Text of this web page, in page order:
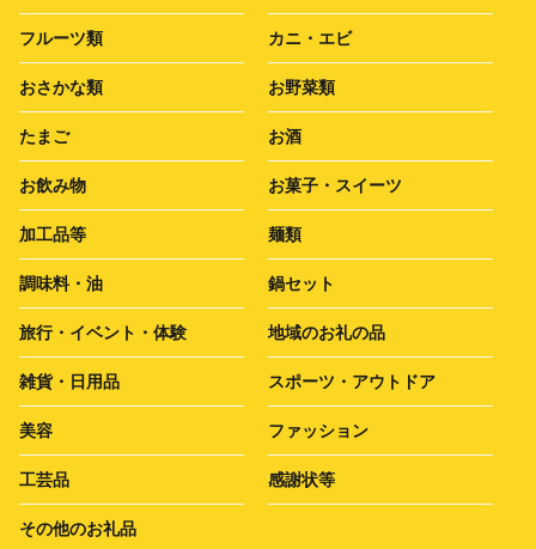
フルーツ類 カニ・エビ
おさかな類 お野菜類
たまご お酒
お飲み物 お菓子・スイーツ
加工品等 麺類
調味料・油 鍋セット
旅行・イベント・体験 地域のお礼の品
雑貨・日用品 スポーツ・アウトドア
美容 ファッション
工芸品 感謝状等
その他のお礼品